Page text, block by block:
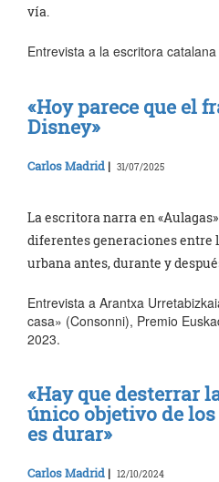
vía.
Entrevista a la escritora
«Hoy parece que el
Disney»
Carlos Madrid | 31/07/2025
La escritora narra en
diferentes generaciones entre
urbana antes, durante y
Entrevista a Arantxa
casa» (Consonni), Premio
2023.
«Hay que desterrar
único objetivo de
es durar»
Carlos Madrid | 12/10/2024